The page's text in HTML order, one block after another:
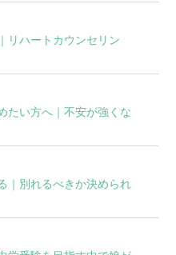
リハートカウンセリン
たい方へ｜不安が強くな
｜別れるべきか決められ